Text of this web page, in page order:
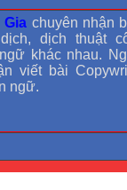
Gia chuyên nhận
dịch thuật
khác nhau.
viết bài
ngữ.